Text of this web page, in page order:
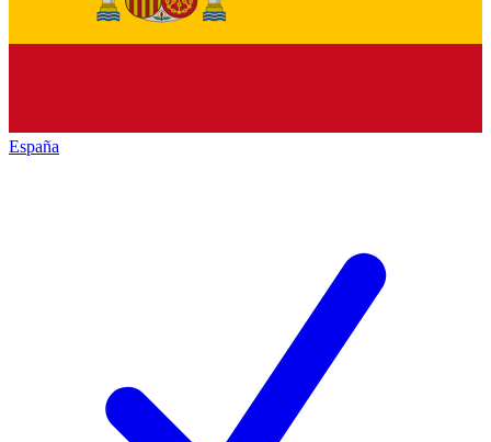
España